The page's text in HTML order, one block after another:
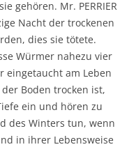
gehören. Mr. PERRIER
Nacht der trockenen
dies sie tötete.
Würmer nahezu vier
eingetaucht am Leben
Boden trocken ist,
ein und hören zu
des Winters tun, wenn
in ihrer Lebensweise